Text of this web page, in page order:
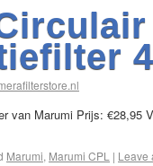
van Marumi Prijs: €28,95
Marumi, Marumi CPL | Leave